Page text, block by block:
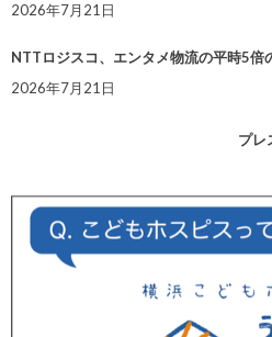
2026年7月21日
NTTロジスコ、エンタメ物流の平時5
2026年7月21日
プレ